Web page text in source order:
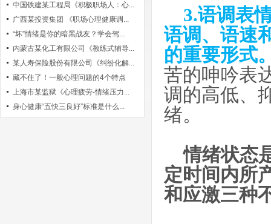
中国铁建某工程局《积极职场人：心...
广西某投资集团 《职场心理健康调...
“坏”情绪是你的暗黑战友？学会驾...
内蒙古某化工有限公司《教练式辅导...
某人寿保险股份有限公司《纠纷化解...
藏不住了！一般心理问题的4个特点
上海市某监狱《心理疲劳-情绪压力...
身心健康“五快三良好”标准是什么...
3.语调表
语调、语速
的重要形式
苦的呻吟表
调的高低、
绪。
情绪状态
定时间内所
和应激三种